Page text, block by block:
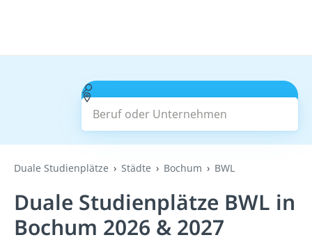
Beruf oder Unternehmen
Suchen
Duale Studienplätze Städte Bochum BWL
Duale Studienplätze BWL in
Bochum 2026 & 2027